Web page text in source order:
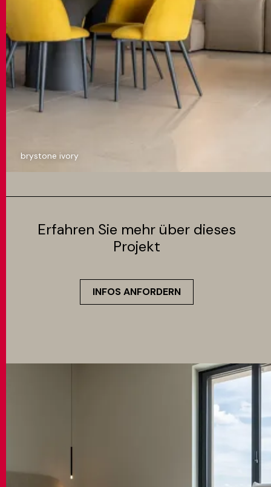
brystone ivory
Erfahren Sie mehr über dieses
Projekt
INFOS ANFORDERN